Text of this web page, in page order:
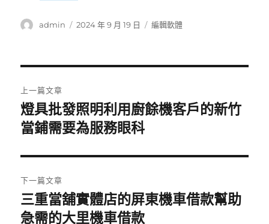
作
admin
發
2024 年 9 月 19 日
分
編輯軟體
章
導
覽
上一篇文章
上
一
文
章:
燈具批發照明利用廚餘機客戶的新竹
當鋪需要為服務眼科
下一篇文章
下
一
三重當舖實體店的屏東機車借款幫助
急需的大里機車借款